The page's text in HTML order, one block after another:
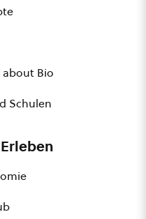
about Bio
Schulen